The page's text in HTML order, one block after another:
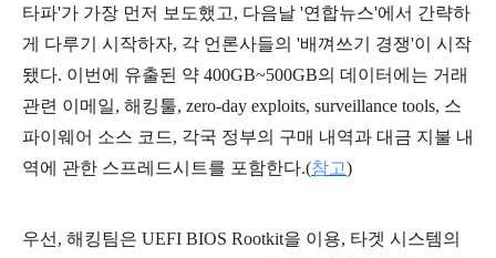
타파'가 가장 먼저 보도했고, 다음날 '연합뉴스'에서 간략하
게 다루기 시작하자, 각 언론사들의 '배껴쓰기 경쟁'이 시작
됐다. 이번에 유출된 약 400GB~500GB의 데이터에는 거래
관련 이메일, 해킹툴, zero-day exploits, surveillance tools, 스
파이웨어 소스 코드, 각국 정부의 구매 내역과 대금 지불 내
역에 관한 스프레드시트를 포함한다.(참고)
우선, 해킹팀은 UEFI BIOS Rootkit을 이용, 타겟 시스템의